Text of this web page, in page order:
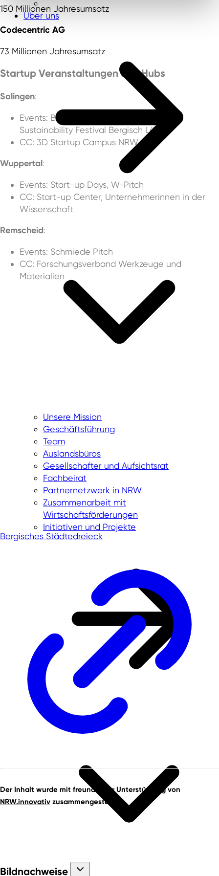
Über uns
Unsere Mission
Geschäftsführung
Team
Auslandsbüros
Gesellschafter und Aufsichtsrat
Fachbeirat
Partnernetzwerk in NRW
Zusammenarbeit mit
Wirtschaftsförderungen
Initiativen und Projekte
150 Millionen Jahresumsatz
Codecentric AG
73 Millionen Jahresumsatz
Startup Veranstaltungen und Hubs
Solingen:
Events: Berg-Pitch, E-Sport Convention,
Sustainability Festival Bergisch Länd
CC: 3D Startup Campus NRW
Wuppertal:
Events: Start-up Days, W-Pitch
CC: Start-up Center, Unternehmerinnen in der
Wissenschaft
Remscheid:
Events: Schmiede Pitch
CC: Forschungsverband Werkzeuge und
Materialien
Bergsteiger-Accelerator
coworkit
Remscheid:
Gründerschmiede
Bergisches Städtedreieck
Der Inhalt wurde mit freundlicher Unterstützung von
NRW.innovativ zusammengestellt.
Bildnachweise